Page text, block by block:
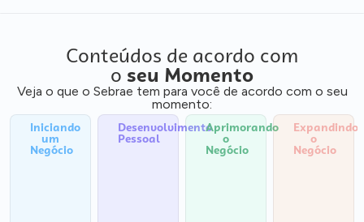
Conteúdos de acordo com
o seu Momento
Veja o que o Sebrae tem para você de acordo com o seu
momento:
Iniciando
um
Negócio
Desenvolvimento
Pessoal
Aprimorando
o
Negócio
Expandindo
o
Negócio